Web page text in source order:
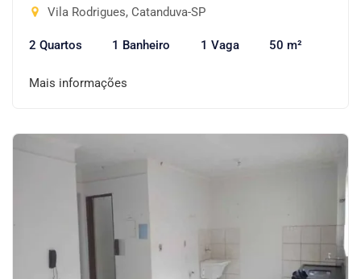
Vila Rodrigues, Catanduva-SP
2 Quartos 1 Banheiro 1 Vaga 50 m²
Mais informações